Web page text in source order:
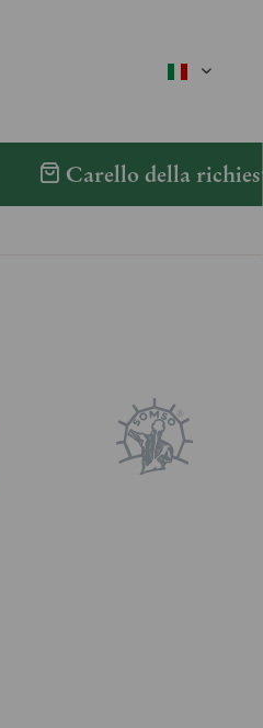
Carello della